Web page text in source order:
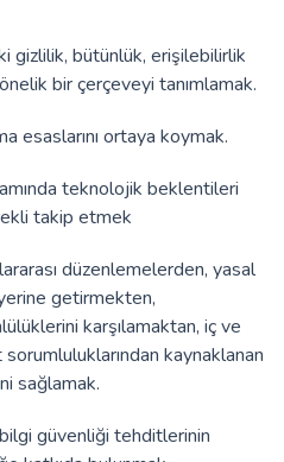
gizlilik, bütünlük, erişilebilirlik
bir çerçeveyi tanımlamak.
esaslarını ortaya koymak.
teknolojik beklentileri
takip etmek
düzenlemelerden, yasal
getirmekten,
karşılamaktan, iç ve
kaynaklanan
sağlamak.
güvenliği tehditlerinin